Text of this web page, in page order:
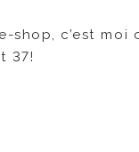
shop, c’est
37!